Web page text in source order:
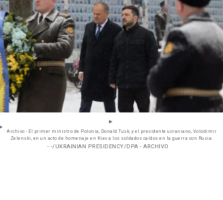
Archivo - El primer ministro de Polonia, Donald Tusk, y el presidente ucraniano, Volodimir
Zelenski, en un acto de homenaje en Kiev a los soldados caídos en la guerra con Rusia.
- -/UKRAINIAN PRESIDENCY/DPA - ARCHIVO